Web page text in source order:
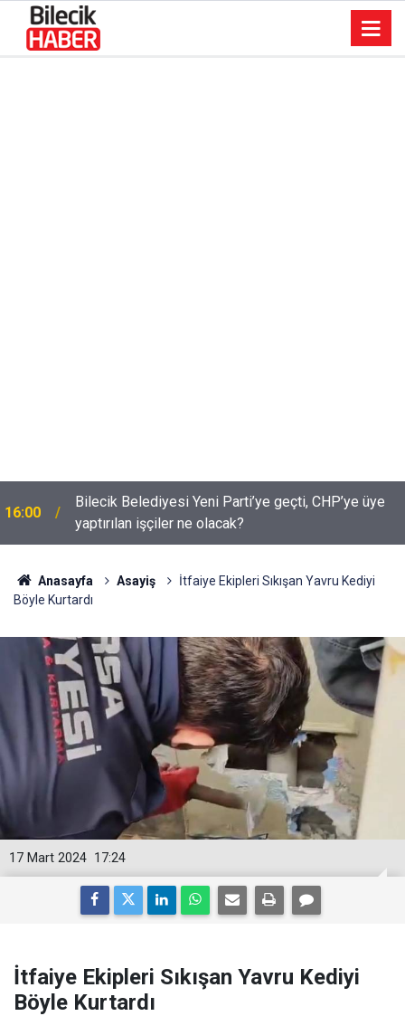
16:00
Bilecik Belediyesi Yeni Parti’ye geçti, CHP’ye üye
yaptırılan işçiler ne olacak?
Anasayfa Asayiş
İtfaiye Ekipleri Sıkışan Yavru Kediyi
Böyle Kurtardı
17:24
17 Mart 2024
İtfaiye Ekipleri Sıkışan Yavru Kediyi
Böyle Kurtardı